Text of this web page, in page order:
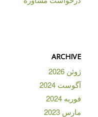
ARCHIVE
ژوئن 2026
آگوست 2024
فوریه 2024
مارس 2023